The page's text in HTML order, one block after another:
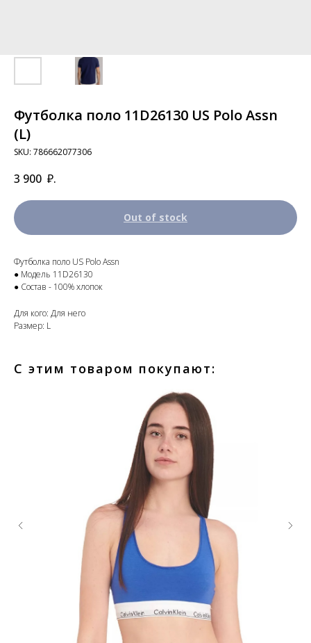
Футболка поло 11D26130 US Polo Assn
(L)
SKU: 786662077306
3 900 ₽.
Out of stock
Футболка поло US Polo Assn
● Модель 11D26130
● Состав - 100% хлопок
Для кого: Для него
Размер: L
С этим товаром покупают: